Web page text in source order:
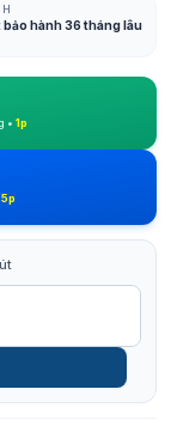
bảo hành 36 tháng lâu
• 1p
5p